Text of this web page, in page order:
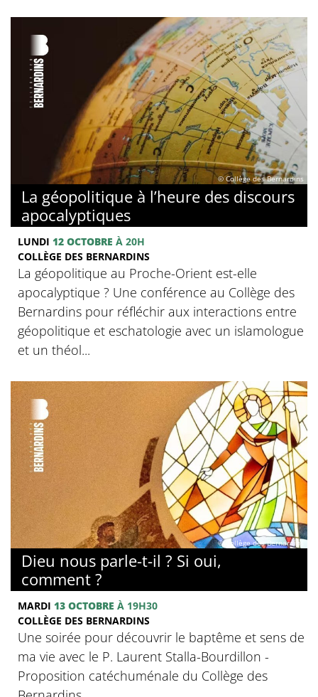
© Collège des Bernardins
La géopolitique à l’heure des discours
apocalyptiques
LUNDI 12 OCTOBRE À 20H
COLLÈGE DES BERNARDINS
La géopolitique au Proche-Orient est-elle
apocalyptique ? Une conférence au Collège des
Bernardins pour réfléchir aux interactions entre
géopolitique et eschatologie avec un islamologue
et un théol...
© Collège des Bernardins
Dieu nous parle-t-il ? Si oui,
comment ?
MARDI 13 OCTOBRE À 19H30
COLLÈGE DES BERNARDINS
Une soirée pour découvrir le baptême et sens de
ma vie avec le P. Laurent Stalla-Bourdillon -
Proposition catéchuménale du Collège des